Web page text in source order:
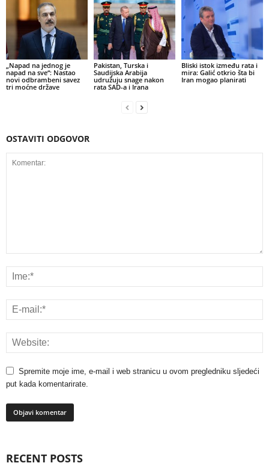
„Napad na jednog je
napad na sve“: Nastao
novi odbrambeni savez
tri moćne države
Pakistan, Turska i
Saudijska Arabija
udružuju snage nakon
rata SAD-a i Irana
Bliski istok između rata i
mira: Galić otkrio šta bi
Iran mogao planirati
OSTAVITI ODGOVOR
Spremite moje ime, e-mail i web stranicu u ovom pregledniku sljedeći
put kada komentarirate.
RECENT POSTS